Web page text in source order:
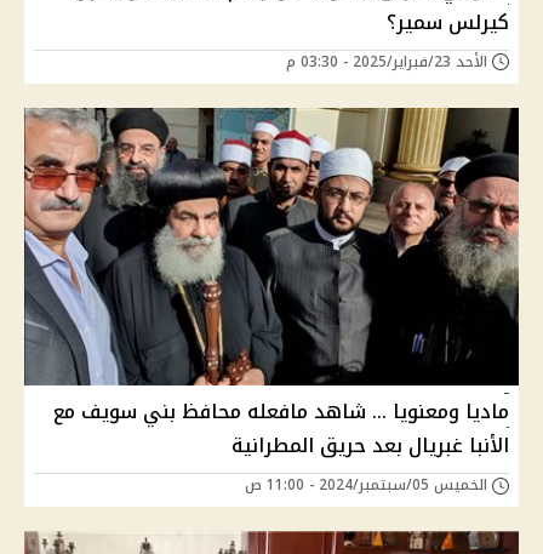
كيرلس سمير؟
الأحد 23/فبراير/2025 - 03:30 م
ماديا ومعنويا ... شاهد مافعله محافظ بني سويف مع
الأنبا غبريال بعد حريق المطرانية
الخميس 05/سبتمبر/2024 - 11:00 ص